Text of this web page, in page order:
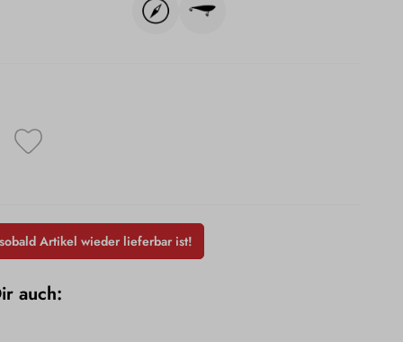
Artikel wieder lieferbar ist!
auch: